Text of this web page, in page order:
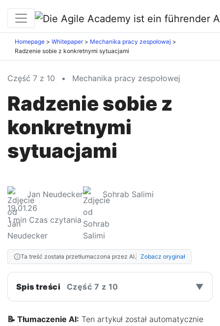
Homepage Whitepaper
Mechanika pracy zespołowej
Radzenie sobie z konkretnymi sytuacjami
Część 7 z 10 • Mechanika pracy zespołowej
Radzenie sobie z
konkretnymi
sytuacjami
Jan Neudecker
Sohrab Salimi
19.01.26
1min Czas czytania
Ta treść została przetłumaczona przez AI. Zobacz oryginał
Spis treści Część 7 z 10 ▼
📝 Tłumaczenie AI: Ten artykuł został automatycznie